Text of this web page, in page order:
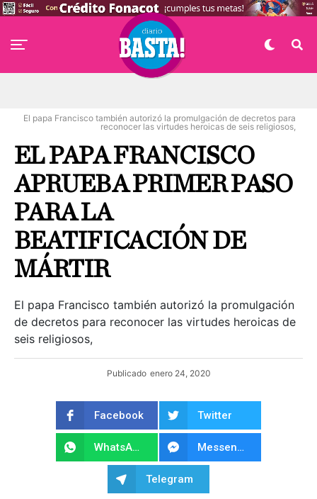
El papa Francisco también autorizó la promulgación de decretos para
reconocer las virtudes heroicas de seis religiosos,
EL PAPA FRANCISCO
APRUEBA PRIMER PASO
PARA LA
BEATIFICACIÓN DE
MÁRTIR
El papa Francisco también autorizó la promulgación
de decretos para reconocer las virtudes heroicas de
seis religiosos,
Publicado enero 24, 2020
Facebook Twitter
WhatsApp Messenger
Telegram